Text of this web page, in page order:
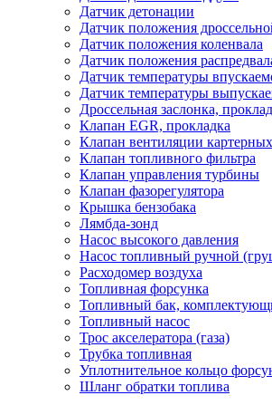
Датчик детонации
Датчик положения
Датчик положения коленвала
Датчик положения
Датчик температуры
Датчик температуры
Дроссельная заслонка,
Клапан EGR, прокладка
Клапан вентиляции картерных
Клапан топливного фильтра
Клапан управления турбины
Клапан фазорегулятора
Крышка бензобака
Лямбда-зонд
Насос высокого давления
Насос топливный ручной
Расходомер воздуха
Топливная форсунка
Топливный бак,
Топливный насос
Трос акселератора (газа)
Трубка топливная
Уплотнительное кольцо
Шланг обратки топлива